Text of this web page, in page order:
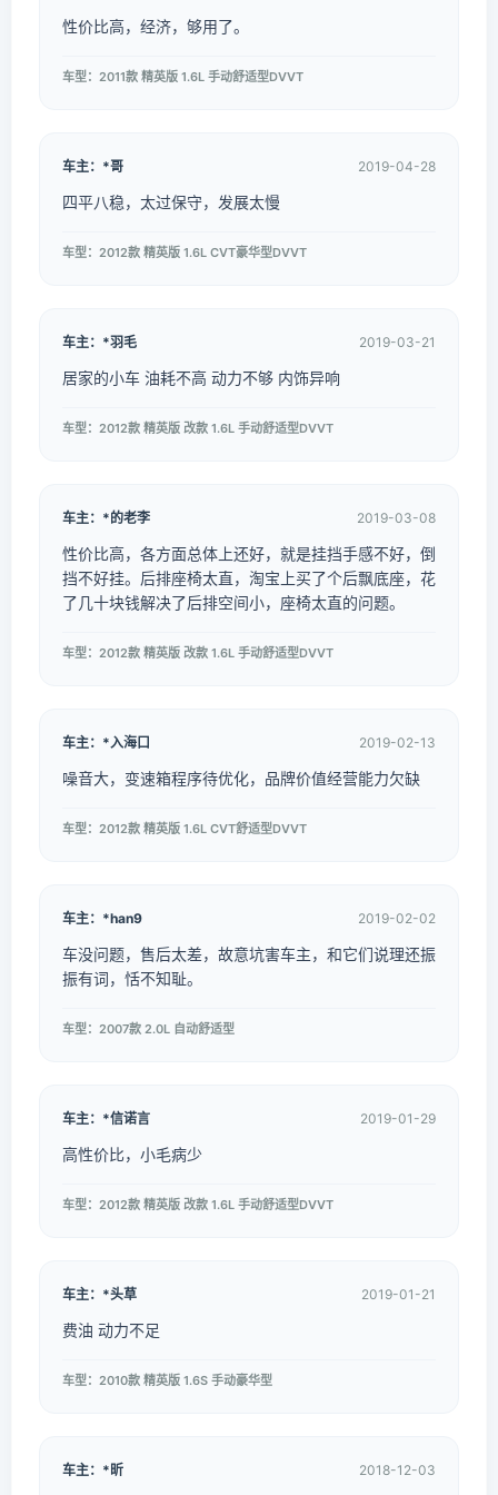
性价比高，经济，够用了。
车型：2011款 精英版 1.6L 手动舒适型DVVT
车主：*哥 2019-04-28
四平八稳，太过保守，发展太慢
车型：2012款 精英版 1.6L CVT豪华型DVVT
车主：*羽毛 2019-03-21
居家的小车 油耗不高 动力不够 内饰异响
车型：2012款 精英版 改款 1.6L 手动舒适型DVVT
车主：*的老李 2019-03-08
性价比高，各方面总体上还好，就是挂挡手感不好，倒
挡不好挂。后排座椅太直，淘宝上买了个后飘底座，花
了几十块钱解决了后排空间小，座椅太直的问题。
车型：2012款 精英版 改款 1.6L 手动舒适型DVVT
车主：*入海口 2019-02-13
噪音大，变速箱程序待优化，品牌价值经营能力欠缺
车型：2012款 精英版 1.6L CVT舒适型DVVT
车主：*han9 2019-02-02
车没问题，售后太差，故意坑害车主，和它们说理还振
振有词，恬不知耻。
车型：2007款 2.0L 自动舒适型
车主：*信诺言 2019-01-29
高性价比，小毛病少
车型：2012款 精英版 改款 1.6L 手动舒适型DVVT
车主：*头草 2019-01-21
费油 动力不足
车型：2010款 精英版 1.6S 手动豪华型
车主：*昕 2018-12-03